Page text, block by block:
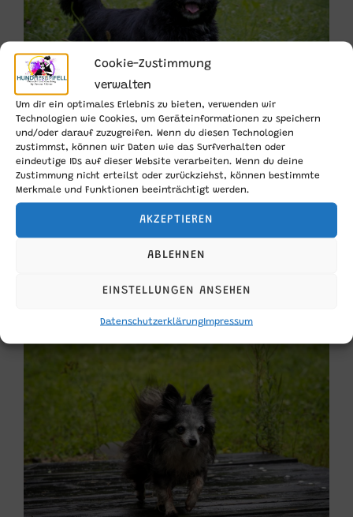
Cookie-Zustimmung
verwalten
Um dir ein optimales Erlebnis zu bieten, verwenden wir
Technologien wie Cookies, um Geräteinformationen zu speichern
und/oder darauf zuzugreifen. Wenn du diesen Technologien
zustimmst, können wir Daten wie das Surfverhalten oder
eindeutige IDs auf dieser Website verarbeiten. Wenn du deine
Zustimmung nicht erteilst oder zurückziehst, können bestimmte
Merkmale und Funktionen beeinträchtigt werden.
AKZEPTIEREN
ABLEHNEN
EINSTELLUNGEN ANSEHEN
DatenschutzerklärungImpressum